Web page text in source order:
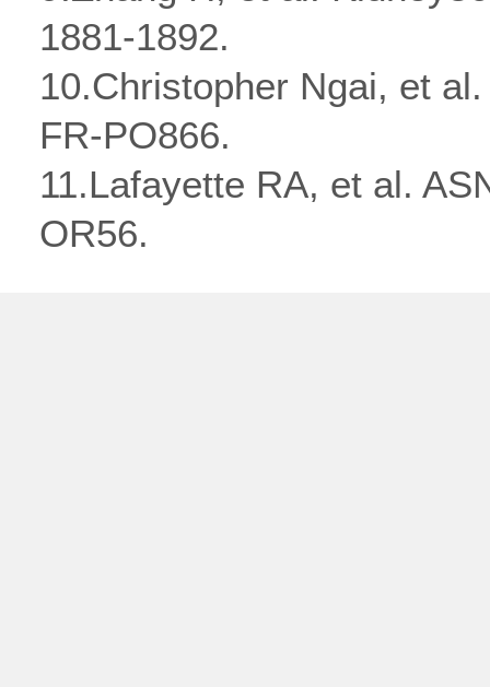
1881-1892.
10.Christopher Ngai, et
FR-PO866.
11.Lafayette RA, et al.
OR56.